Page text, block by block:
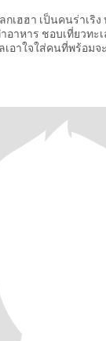
เฮฮา เป็นคนร่าเริง
าหาร ชอบเที่ยวทะ
อาใจใส่คนที่พร้อม